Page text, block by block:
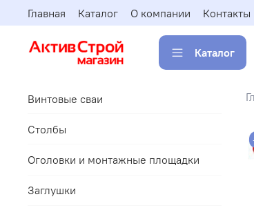
Главная Каталог О компании Контакты
Каталог
Винтовые сваи
Столбы
Оголовки и монтажные площадки
Заглушки